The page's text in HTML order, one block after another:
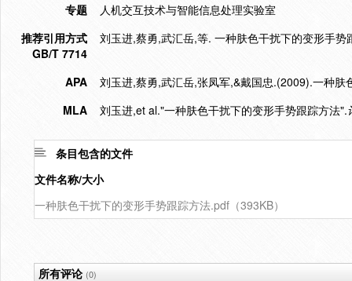
专题
人机交互技术与智能信息处理实验室
推荐引用方式
GB/T 7714
刘玉进,蔡勇,武汇岳,等. 一种肤色干扰下的变形手
APA
刘玉进,蔡勇,武汇岳,张凤军,&戴国忠.(2009).一种肤
MLA
刘玉进,et al."一种肤色干扰下的变形手势跟踪方法".
条目包含的文件
文件名称/大小
一种肤色干扰下的变形手势跟踪方法.pdf（393KB）
所有评论(0)